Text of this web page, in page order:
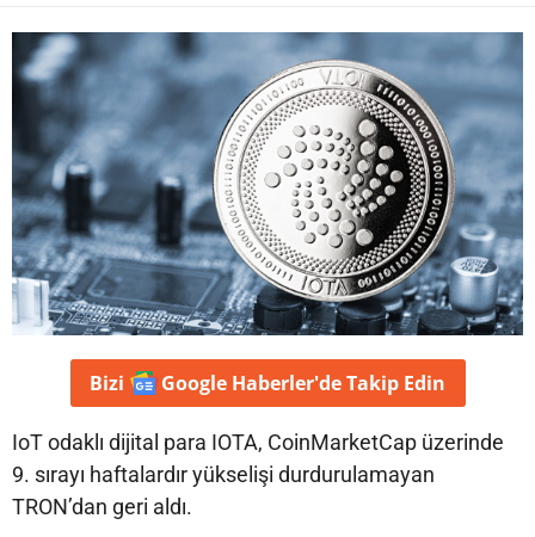
Bizi Google Haberler'deTakip Edin
IoT odaklı dijital para IOTA, CoinMarketCap üzerinde
9. sırayı haftalardır yükselişi durdurulamayan
TRON’dan geri aldı.